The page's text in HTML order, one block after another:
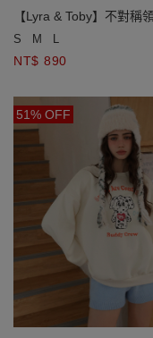
【Lyra & Toby】不對稱
袖短版大學 TEE
S M L
NT$ 890
51% OFF